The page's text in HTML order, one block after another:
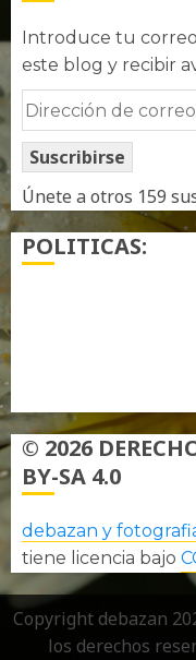
Introduce tu
este blog y recibir
Dirección
de
correo
electrónico
Suscribirse
Únete a otros 159
POLITICAS:
© 2026
BY-SA 4.0
debazan y
tiene licencia bajo
Copyright debazan
los derechos